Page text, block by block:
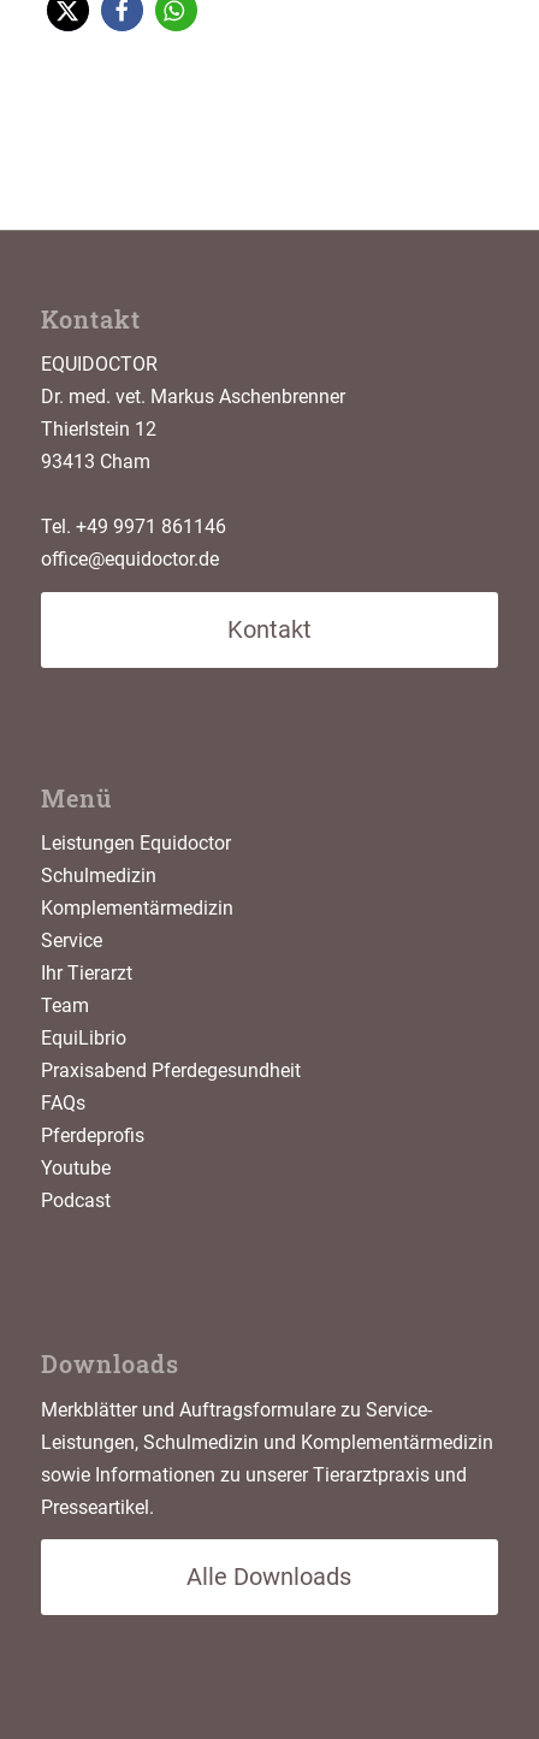
Kontakt
EQUIDOCTOR
Dr. med. vet. Markus Aschenbrenner
Thierlstein 12
93413 Cham
Tel. +49 9971 861146
office@equidoctor.de
Kontakt
Menü
Leistungen Equidoctor
Schulmedizin
Komplementärmedizin
Service
Ihr Tierarzt
Team
EquiLibrio
Praxisabend Pferdegesundheit
FAQs
Pferdeprofis
Youtube
Podcast
Downloads
Merkblätter und Auftragsformulare zu Service-
Leistungen, Schulmedizin und Komplementärmedizin
sowie Informationen zu unserer Tierarztpraxis und
Presseartikel.
Alle Downloads